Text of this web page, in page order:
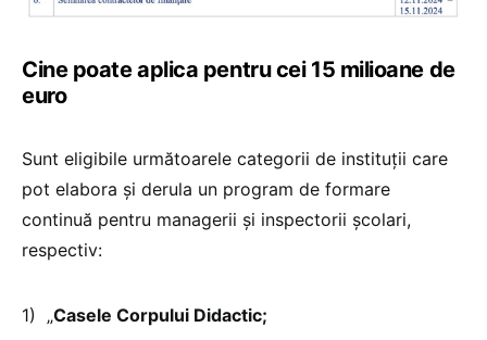
Cine poate aplica pentru cei 15 milioane de
euro
Sunt eligibile următoarele categorii de instituții care
pot elabora și derula un program de formare
continuă pentru managerii și inspectorii școlari,
respectiv:
1) „Casele Corpului Didactic;